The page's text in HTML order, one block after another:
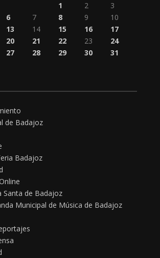
1
2
3
6 7 8 9
10
13 14 15 16
17
20 21 22 23
24
27 28 29 30
31
de Badajoz
Badajoz
Santa de Badajoz
Municipal de Música de Badajoz